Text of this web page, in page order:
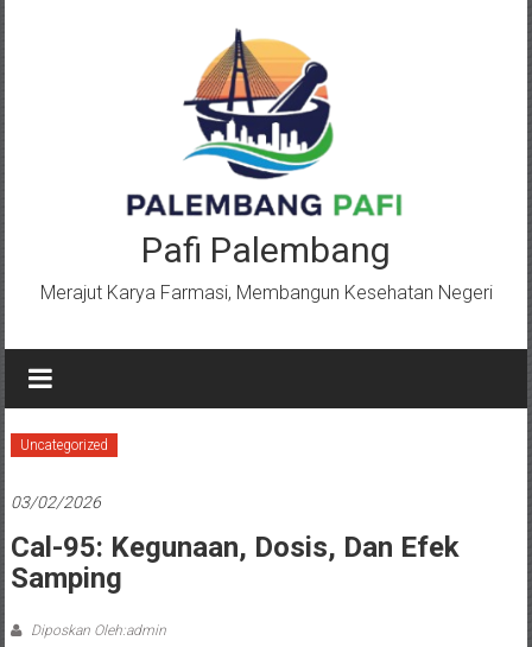
Pafi Palembang
Merajut Karya Farmasi, Membangun Kesehatan Negeri
Uncategorized
03/02/2026
Cal-95: Kegunaan, Dosis, Dan Efek
Samping
Diposkan Oleh:admin